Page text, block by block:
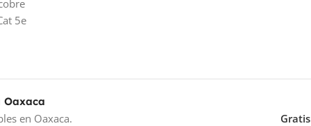
5e
Oaxaca
en Oaxaca.
Gratis